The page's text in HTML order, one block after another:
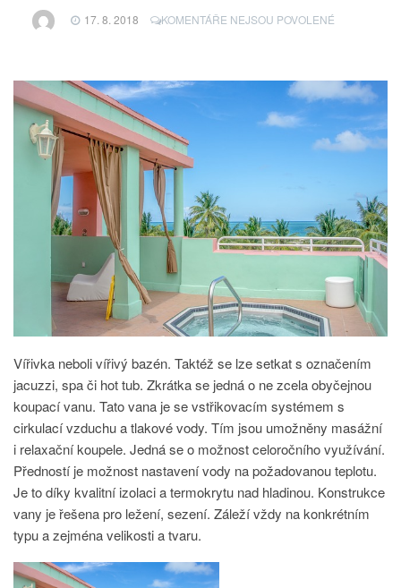
17. 8. 2018 KOMENTÁŘE NEJSOU POVOLENÉU
JAK
NA
SPRÁVNÉ
A
EFEKTIVNÍ
Vířivka neboli vířivý bazén. Taktéž se lze setkat s označením
jacuzzi, spa či hot tub. Zkrátka se jedná o ne zcela obyčejnou
koupací vanu. Tato vana je se vstřikovacím systémem s
cirkulací vzduchu a tlakové vody. Tím jsou umožněny masážní
i relaxační koupele. Jedná se o možnost celoročního využívání.
Předností je možnost nastavení vody na požadovanou teplotu.
Je to díky kvalitní izolaci a termokrytu nad hladinou. Konstrukce
vany je řešena pro ležení, sezení. Záleží vždy na konkrétním
typu a zejména velikosti a tvaru.